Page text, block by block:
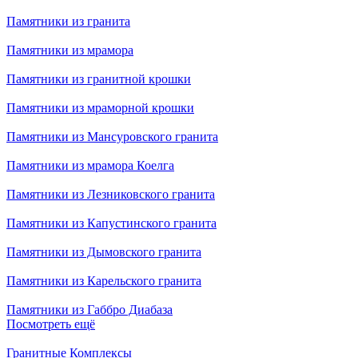
Памятники из гранита
Памятники из мрамора
Памятники из гранитной крошки
Памятники из мраморной крошки
Памятники из Мансуровского гранита
Памятники из мрамора Коелга
Памятники из Лезниковского гранита
Памятники из Капустинского гранита
Памятники из Дымовского гранита
Памятники из Карельского гранита
Памятники из Габбро Диабаза
Посмотреть ещё
Гранитные Комплексы